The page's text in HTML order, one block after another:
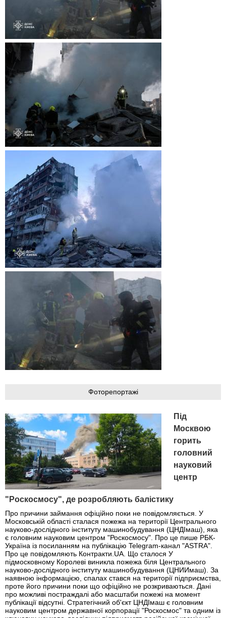
Фоторепортажі
Під
Москвою
горить
головний
науковий
центр
"Роскосмосу", де розробляють балістику
Про причини займання офіційно поки не повідомляється. У
Московській області сталася пожежа на території Центрального
науково-дослідного інституту машинобудування (ЦНДІмаш), яка
є головним науковим центром "Роскосмосу". Про це пише РБК-
Україна із посиланням на публікацію Telegram-канал "ASTRA".
Про це повідомляють Контракти.UA. Що сталося У
підмосковному Королеві виникла пожежа біля Центрального
науково-дослідного інституту машинобудування (ЦНИИмаш). За
наявною інформацією, спалах стався на території підприємства,
проте його причини поки що офіційно не розкриваються. Дані
про можливі постраждалі або масштаби пожежі на момент
публікації відсутні. Стратегічний об'єкт ЦНДІмаш є головним
науковим центром державної корпорації "Роскосмос" та одним із